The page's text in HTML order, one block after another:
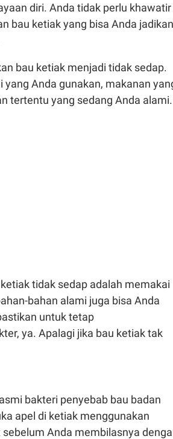
diri. Anda tidak perlu khawatir
bau ketiak yang bisa Anda jadikan
bau ketiak menjadi tidak sedap.
Anda gunakan, makanan
tertentu yang sedang Anda alami.
tidak sedap adalah memakai
bahan alami juga bisa Anda
untuk tetap
ya. Apalagi jika bau ketiak tak
bakteri penyebab bau badan
apel di ketiak menggunakan
Anda membilasnya